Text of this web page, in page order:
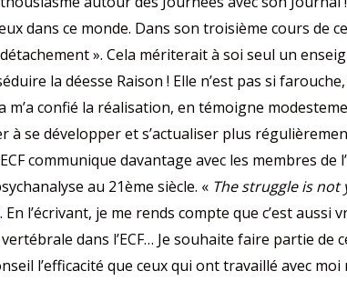
dans ce monde. Dans son troisième cours de
». Cela mériterait à soi seul un
la déesse Raison ! Elle n’est pas si
confié la réalisation, en témoigne
se développer et s’actualiser plus
communique davantage avec les membres de
au 21ème siècle. « The struggle is not
. En l’écrivant, je me rends compte que c’est
dans l’ECF… Je souhaite faire partie
l’efficacité que ceux qui ont travaillé avec